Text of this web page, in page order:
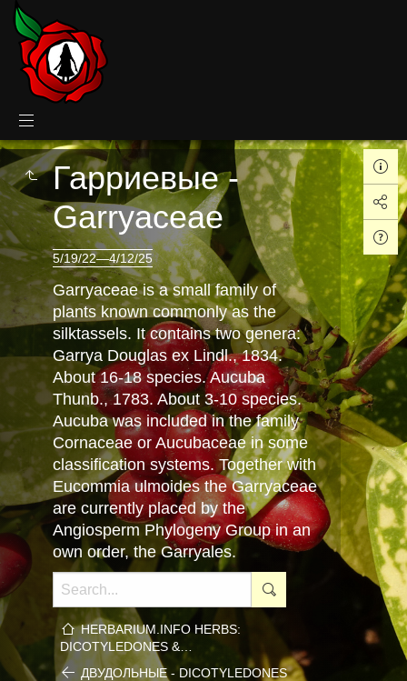
Гарриевые -
Garryaceae
5/19/22—4/12/25
Garryaceae is a small family of
plants known commonly as the
silktassels. It contains two genera:
Garrya Douglas ex Lindl., 1834.
About 16-18 species. Aucuba
Thunb., 1783. About 3-10 species.
Aucuba was included in the family
Cornaceae or Aucubaceae in some
classification systems. Together with
Eucommia ulmoides the Garryaceae
are currently placed by the
Angiosperm Phylogeny Group in an
own order, the Garryales.
HERBARIUM.INFO HERBS:
DICOTYLEDONES &…
ДВУДОЛЬНЫЕ - DICOTYLEDONES